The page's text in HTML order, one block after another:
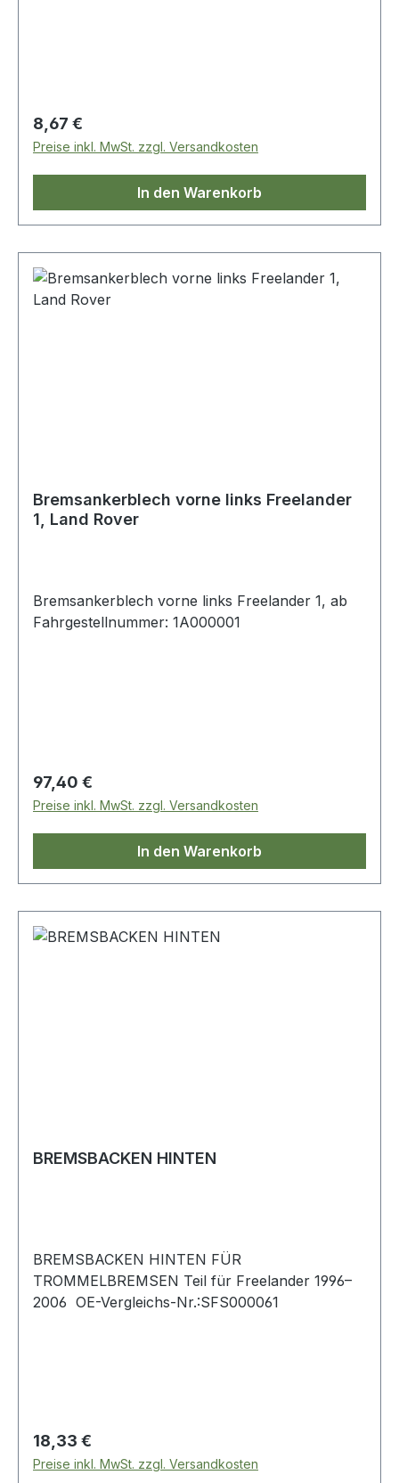
Regulärer Preis:
8,67 €
Preise inkl. MwSt. zzgl. Versandkosten
In den Warenkorb
Bremsankerblech vorne links Freelander
1, Land Rover
Bremsankerblech vorne links Freelander 1, ab
Fahrgestellnummer: 1A000001
Regulärer Preis:
97,40 €
Preise inkl. MwSt. zzgl. Versandkosten
In den Warenkorb
BREMSBACKEN HINTEN
BREMSBACKEN HINTEN FÜR
TROMMELBREMSEN Teil für Freelander 1996–
2006 OE-Vergleichs-Nr.:SFS000061
Regulärer Preis:
18,33 €
Preise inkl. MwSt. zzgl. Versandkosten